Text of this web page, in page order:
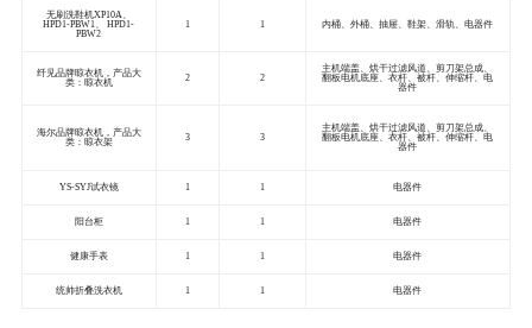
无刷洗鞋机XP10A、
HPD1-PBW1、 HPD1-
PBW2
1 1 内桶、外桶、抽屉、鞋架、滑轨、电器件
纤见品牌晾衣机，产品大
类：晾衣机
2 2
主机端盖、烘干过滤风道、剪刀架总成、
翻板电机底座、衣杆、被杆、伸缩杆、电
器件
海尔品牌晾衣机，产品大
类：晾衣架
3 3
主机端盖、烘干过滤风道、剪刀架总成、
翻板电机底座、衣杆、被杆、伸缩杆、电
器件
YS-SYJ试衣镜 1 1 电器件
阳台柜 1 1 电器件
健康手表 1 1 电器件
统帅折叠洗衣机 1 1 电器件